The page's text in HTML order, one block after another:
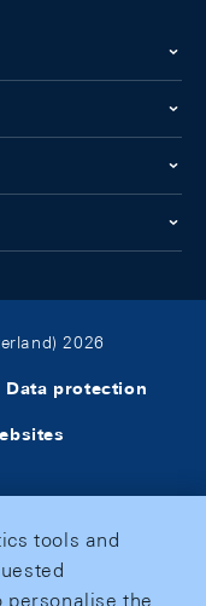
2026
Data protection
tools and
personalise the